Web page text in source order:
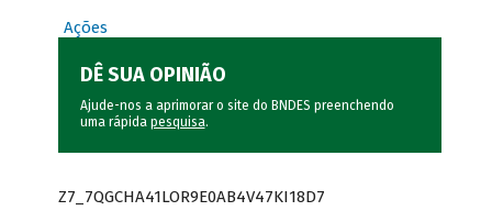
Ações
DÊ SUA OPINIÃO
Ajude-nos a aprimorar o site do BNDES preenchendo
uma rápida pesquisa.
Z7_7QGCHA41LOR9E0AB4V47KI18D7